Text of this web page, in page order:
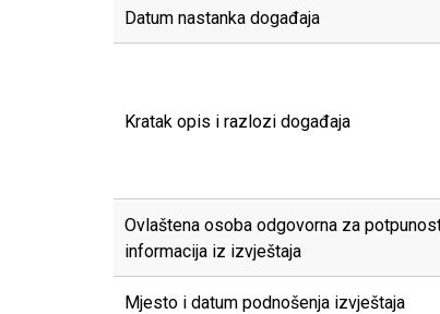
Datum nastanka događaja
Kratak opis i razlozi događaja
Ovlaštena osoba odgovorna za
informacija iz izvještaja
Mjesto i datum podnošenja izvještaja